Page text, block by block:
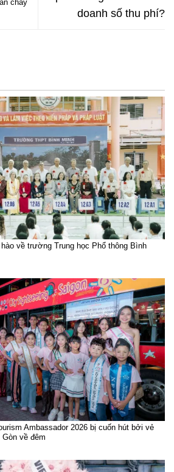
chảy
doanh số thu phí?
về trường Trung học Phổ thông Bình
Ambassador 2026 bị cuốn hút bởi vẻ
về đêm